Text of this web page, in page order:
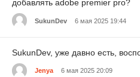
добавлять adobe premier pro?
SukunDev 6 мая 2025 19:44
SukunDev, уже давно есть,
Jenya 6 мая 2025 20:09